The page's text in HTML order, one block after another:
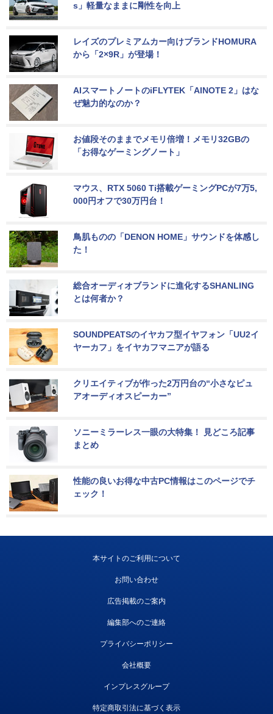
s」軽量なままに剛性を向上
レイズのプレミアムカー向けブランドHOMURA
から「2×9R」が登場！
AIスマートノートのiFLYTEK「AINOTE 2」はな
ぜ魅力的なのか？
お値段そのままでメモリ倍増！メモリ32GBの
「お得なゲーミングノート」
マウス、RTX 5060 Ti搭載ゲーミングPCが7万5,
000円オフで30万円台！
鳥肌ものの「DENON HOME」サウンドを体感し
た！
総合オーディオブランドに進化するSHANLING
とは何者か？
SOUNDPEATSのイヤカフ型イヤフォン「UU2イ
ヤーカフ」をイヤカフマニアが語る
クリエイティブが作った2万円台の“小さなピュ
アオーディオスピーカー”
ソニーミラーレス一眼の大特集！ 見どころ記事
まとめ
性能の良いお得な中古PC情報はこのページでチ
ェック！
本サイトのご利用について
お問い合わせ
広告掲載のご案内
編集部へのご連絡
プライバシーポリシー
会社概要
インプレスグループ
特定商取引法に基づく表示